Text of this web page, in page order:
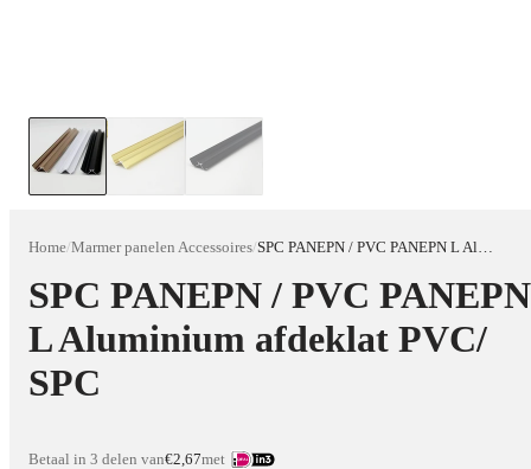
Home/Marmer panelen Accessoires/
SPC PANEPN / PVC PANEPN
L Aluminium afdeklat PVC/
SPC
Betaal in 3 delen van€2,67met